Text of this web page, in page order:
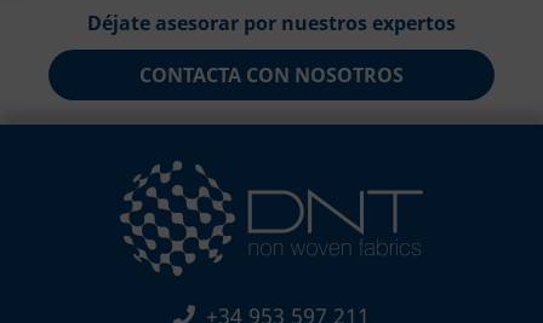
Déjate asesorar por nuestros expertos
CONTACTA CON NOSOTROS
+34 953 597 211